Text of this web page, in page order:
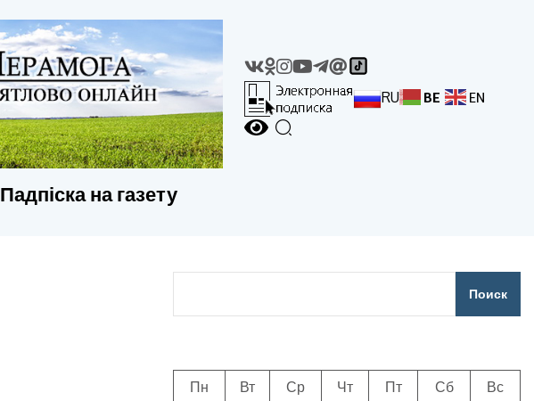
Падпіска на газету
RU BE EN
Поиск
Пн Вт Ср Чт Пт Сб
Вс